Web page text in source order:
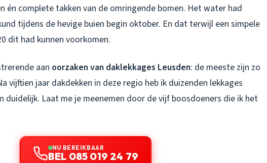
én complete takken van de omringende bomen. Het water had
tijdens de hevige buien begin oktober. En dat terwijl een simpele
dit had kunnen voorkomen.
aan oorzaken van daklekkages Leusden: de meeste zijn zo
vijftien jaar dakdekken in deze regio heb ik duizenden lekkages
duidelijk. Laat me je meenemen door de vijf boosdoeners die ik het
NU BEREIKBAAR
BEL 085 019 24 79